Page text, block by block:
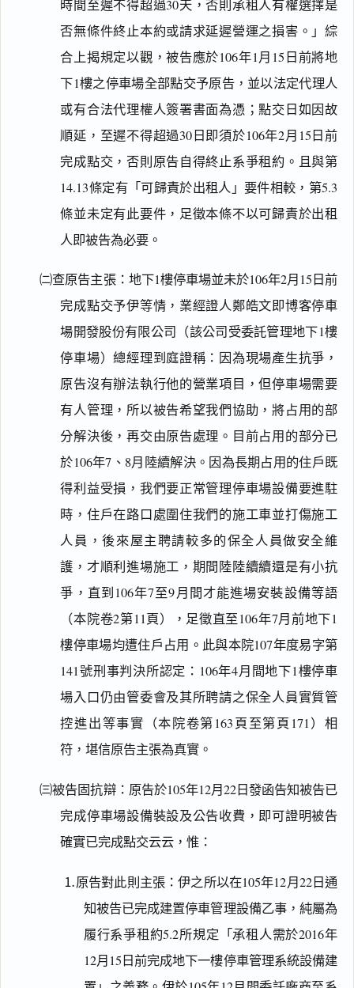
時間至遲不得超過30天，否則承租人有權選擇是
否無條件終止本約或請求延遲營運之損害。」綜
合上揭規定以觀，被告應於106年1月15日前將地
下1樓之停車場全部點交予原告，並以法定代理人
或有合法代理權人簽署書面為憑；點交日如因故
順延，至遲不得超過30日即須於106年2月15日前
完成點交，否則原告自得終止系爭租約。且與第
14.13條定有「可歸責於出租人」要件相較，第5.3
條並未定有此要件，足徵本條不以可歸責於出租
人即被告為必要。
㈡查原告主張：地下1樓停車場並未於106年2月15日前
完成點交予伊等情，業經證人鄭皓文即博客停車
場開發股份有限公司（該公司受委託管理地下1樓
停車場）總經理到庭證稱：因為現場產生抗爭，
原告沒有辦法執行他的營業項目，但停車場需要
有人管理，所以被告希望我們協助，將占用的部
分解決後，再交由原告處理。目前占用的部分已
於106年7、8月陸續解決。因為長期占用的住戶既
得利益受損，我們要正常管理停車場設備要進駐
時，住戶在路口處圍住我們的施工車並打傷施工
人員，後來屋主聘請較多的保全人員做安全維
護，才順利進場施工，期間陸陸續續還是有小抗
爭，直到106年7至9月間才能進場安裝設備等語
（本院卷2第11頁），足徵直至106年7月前地下1
樓停車場均遭住戶占用。此與本院107年度易字第
141號刑事判決所認定：106年4月間地下1樓停車
場入口仍由管委會及其所聘請之保全人員實質管
控進出等事實（本院卷第163頁至第頁171）相
符，堪信原告主張為真實。
㈢被告固抗辯：原告於105年12月22日發函告知被告已
完成停車場設備裝設及公告收費，即可證明被告
確實已完成點交云云，惟：
⒈原告對此則主張：伊之所以在105年12月22日通
知被告已完成建置停車管理設備乙事，純屬為
履行系爭租約5.2所規定「承租人需於2016年
12月15日前完成地下一樓停車管理系統設備建